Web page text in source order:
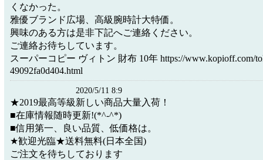
くなかった。
雅優ブランド広場、高級腕時計大特価。
興味のある方は是非下記へご連絡ください。
ご連絡お待ちしています。
スーパーコピー ヴィトン 財布 10年 https://www.kopioff.com/
49092fa0d404.html
2020/5/11 8:9
★2019最高等級新しい商品大量入荷！
■在庫情報随時更新!(*^-^*)
■信用第一、良い品質、低価格は。
★歓迎光臨★送料無料(日本全国)
ご注文を待ちしております